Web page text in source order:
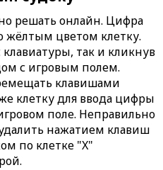
решать онлайн. Цифра
жёлтым цветом клетку.
так и кликнув
с игровым полем.
клавишами
клетку для ввода цифры
поле. Неправильно
нажатием клавиш
по клетке "X"